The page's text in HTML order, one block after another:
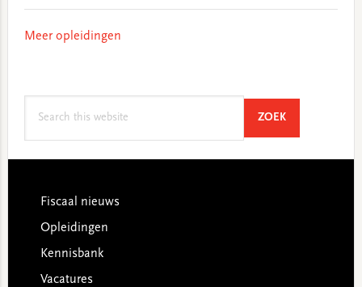
Meer opleidingen
ZOEKSEARCH
Footer
Fiscaal nieuws
Opleidingen
Kennisbank
Vacatures